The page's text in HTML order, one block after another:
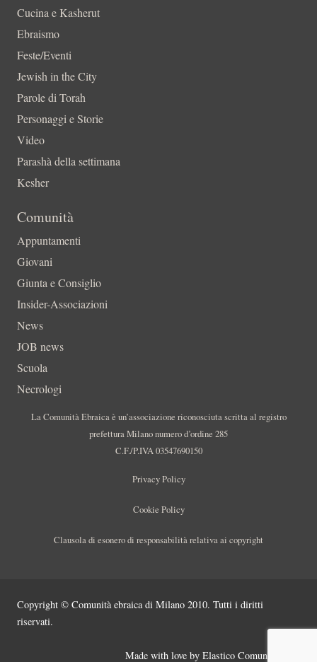
Cucina e Kasherut
Ebraismo
Feste/Eventi
Jewish in the City
Parole di Torah
Personaggi e Storie
Video
Parashà della settimana
Kesher
Comunità
Appuntamenti
Giovani
Giunta e Consiglio
Insider-Associazioni
News
JOB news
Scuola
Necrologi
La Comunità Ebraica è un’associazione riconosciuta scritta al registro
prefettura Milano numero d’ordine 285
C.F./P.IVA 03547690150
Privacy Policy
Cookie Policy
Clausola di esonero di responsabilità relativa ai copyright
Copyright © Comunità ebraica di Milano 2010. Tutti i diritti
riservati.
Made with love by Elastico Comunicazione